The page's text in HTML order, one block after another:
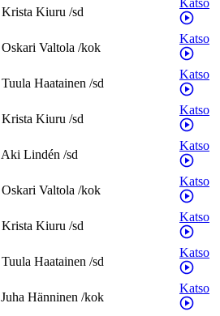
Krista Kiuru /sd
Katso
Oskari Valtola /kok
Katso
Tuula Haatainen /sd
Katso
Krista Kiuru /sd
Katso
Aki Lindén /sd
Katso
Oskari Valtola /kok
Katso
Krista Kiuru /sd
Katso
Tuula Haatainen /sd
Katso
Juha Hänninen /kok
Katso